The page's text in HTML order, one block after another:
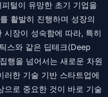
털이 유망한 초기 기업을
활발히 진행하며 성장의
시장이 성숙함에 따라, 특히
스와 같은 딥테크(Deep
행을 넘어서는 새로운 차원
러한 기술 기반 스타트업에
으로 중요한 것이 바로 기술